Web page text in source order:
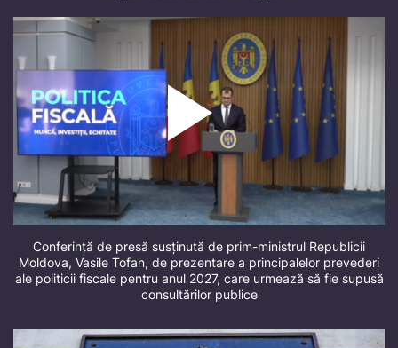
Conferință de presă susținută de prim-ministrul Republicii
Moldova, Vasile Tofan, de prezentare a principalelor prevederi
ale politicii fiscale pentru anul 2027, care urmează să fie supusă
consultărilor publice